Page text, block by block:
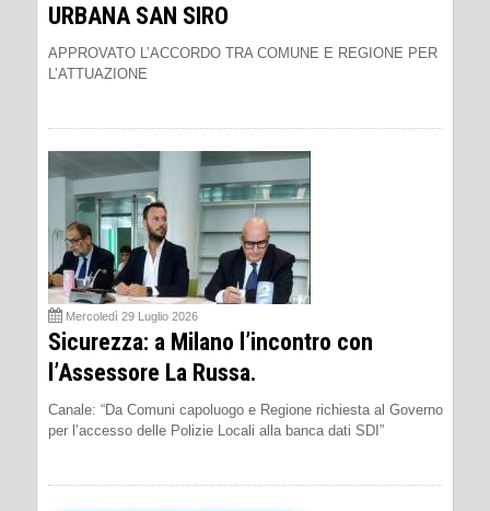
URBANA SAN SIRO
APPROVATO L’ACCORDO TRA COMUNE E REGIONE PER
L’ATTUAZIONE
Mercoledì 29 Luglio 2026
Sicurezza: a Milano l’incontro con
l’Assessore La Russa.
Canale: “Da Comuni capoluogo e Regione richiesta al Governo
per l’accesso delle Polizie Locali alla banca dati SDI”